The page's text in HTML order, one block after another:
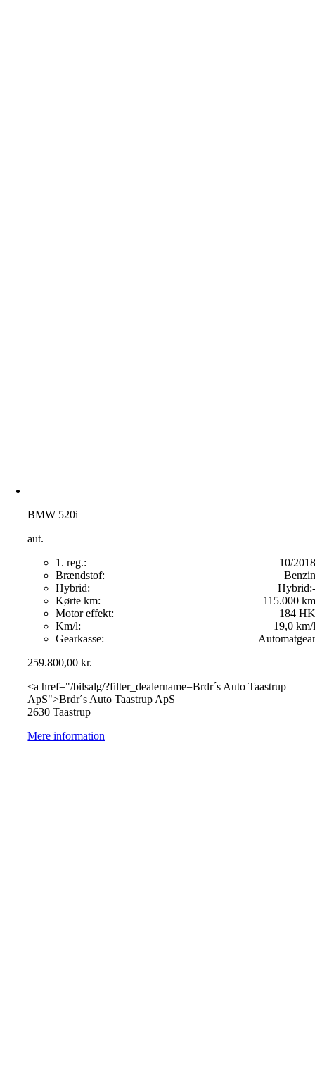
BMW 520i
aut.
1. reg.:
10/2018
Brændstof:
Benzin
Hybrid:
Hybrid:-
Kørte km:
115.000 km
Motor effekt:
184 HK
Km/l:
19,0 km/l
Gearkasse:
Automatgear
259.800,00kr.
<a href="/bilsalg/?filter_dealername=Brdr´s Auto Taastrup
ApS">Brdr´s Auto Taastrup ApS
2630 Taastrup
Mere information